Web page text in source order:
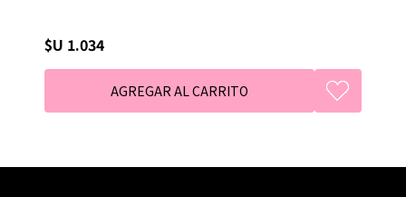
$U 1.034